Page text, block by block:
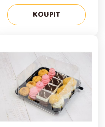
nugátem 2x Cheesecake
jahodový 2x Lotuskový dort
Celé balení Tento produkt
cena 789 Kč, je za celé balení.
Alergeny Naše výrobky
mohou obsahovat stopy
všech alergenů. Trvanlivost 2
dny